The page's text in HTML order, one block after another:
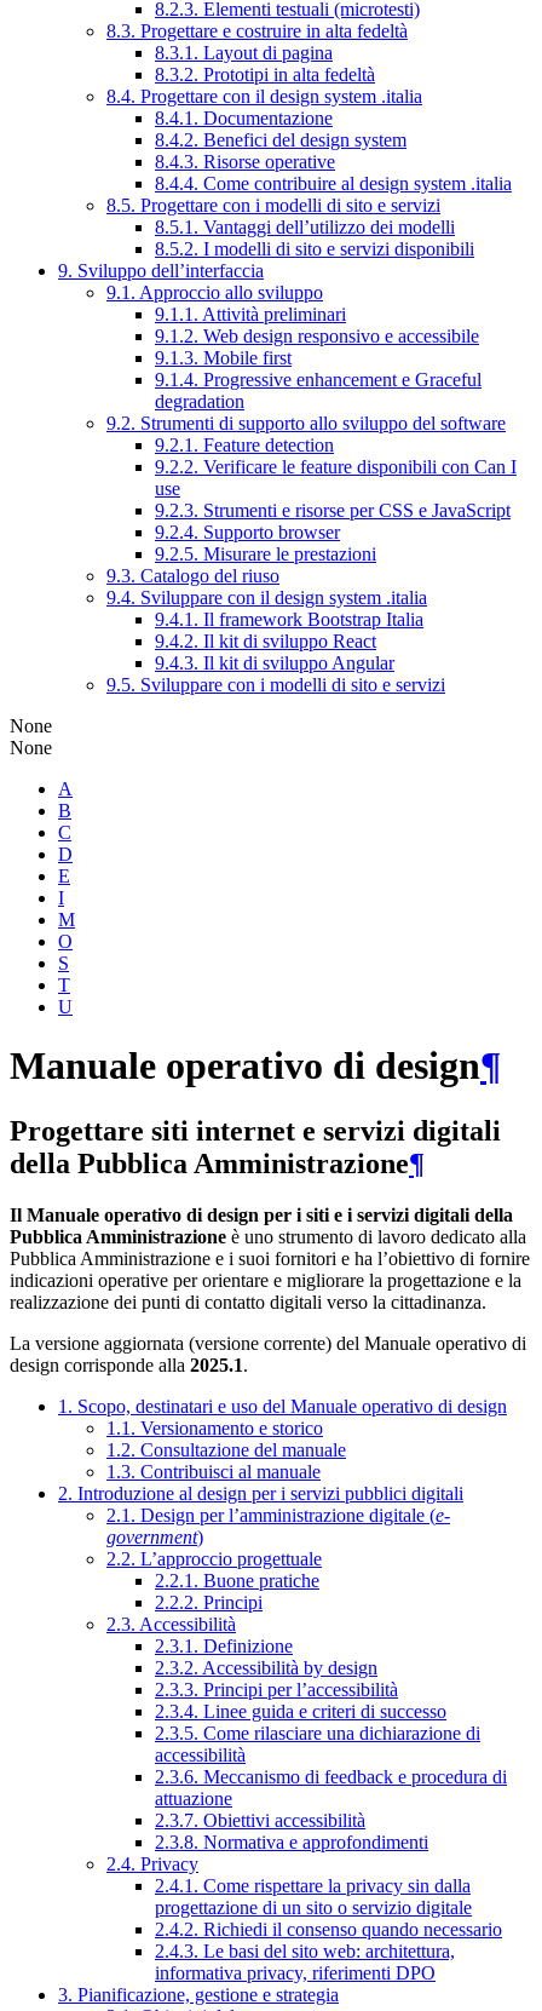
8.2.3. Elementi testuali (microtesti)
8.3. Progettare e costruire in alta fedeltà
8.3.1. Layout di pagina
8.3.2. Prototipi in alta fedeltà
8.4. Progettare con il design system .italia
8.4.1. Documentazione
8.4.2. Benefici del design system
8.4.3. Risorse operative
8.4.4. Come contribuire al design system .italia
8.5. Progettare con i modelli di sito e servizi
8.5.1. Vantaggi dell’utilizzo dei modelli
8.5.2. I modelli di sito e servizi disponibili
9. Sviluppo dell’interfaccia
9.1. Approccio allo sviluppo
9.1.1. Attività preliminari
9.1.2. Web design responsivo e accessibile
9.1.3. Mobile first
9.1.4. Progressive enhancement e Graceful
degradation
9.2. Strumenti di supporto allo sviluppo del software
9.2.1. Feature detection
9.2.2. Verificare le feature disponibili con Can I
use
9.2.3. Strumenti e risorse per CSS e JavaScript
9.2.4. Supporto browser
9.2.5. Misurare le prestazioni
9.3. Catalogo del riuso
9.4. Sviluppare con il design system .italia
9.4.1. Il framework Bootstrap Italia
9.4.2. Il kit di sviluppo React
9.4.3. Il kit di sviluppo Angular
9.5. Sviluppare con i modelli di sito e servizi
None
None
A
B
C
D
E
I
M
O
S
T
U
Manuale operativo di design¶
Progettare siti internet e servizi digitali
della Pubblica Amministrazione¶
Il Manuale operativo di design per i siti e i servizi digitali della
Pubblica Amministrazione è uno strumento di lavoro dedicato alla
Pubblica Amministrazione e i suoi fornitori e ha l’obiettivo di fornire
indicazioni operative per orientare e migliorare la progettazione e la
realizzazione dei punti di contatto digitali verso la cittadinanza.
La versione aggiornata (versione corrente) del Manuale operativo di
design corrisponde alla 2025.1.
1. Scopo, destinatari e uso del Manuale operativo di design
1.1. Versionamento e storico
1.2. Consultazione del manuale
1.3. Contribuisci al manuale
2. Introduzione al design per i servizi pubblici digitali
2.1. Design per l’amministrazione digitale (e-
government)
2.2. L’approccio progettuale
2.2.1. Buone pratiche
2.2.2. Principi
2.3. Accessibilità
2.3.1. Definizione
2.3.2. Accessibilità by design
2.3.3. Principi per l’accessibilità
2.3.4. Linee guida e criteri di successo
2.3.5. Come rilasciare una dichiarazione di
accessibilità
2.3.6. Meccanismo di feedback e procedura di
attuazione
2.3.7. Obiettivi accessibilità
2.3.8. Normativa e approfondimenti
2.4. Privacy
2.4.1. Come rispettare la privacy sin dalla
progettazione di un sito o servizio digitale
2.4.2. Richiedi il consenso quando necessario
2.4.3. Le basi del sito web: architettura,
informativa privacy, riferimenti DPO
3. Pianificazione, gestione e strategia